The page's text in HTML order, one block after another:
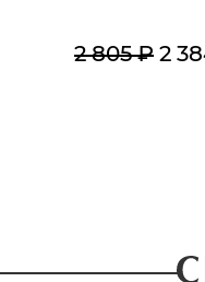
2 805 ₽ 2